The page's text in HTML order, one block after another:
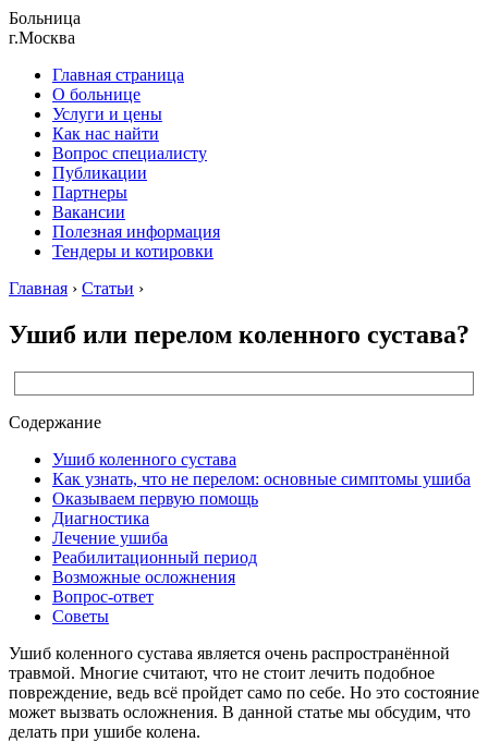
Больница
г.Москва
Главная страница
О больнице
Услуги и цены
Как нас найти
Вопрос специалисту
Публикации
Партнеры
Вакансии
Полезная информация
Тендеры и котировки
Главная › Статьи ›
Ушиб или перелом коленного сустава?
Содержание
Ушиб коленного сустава
Как узнать, что не перелом: основные симптомы ушиба
Оказываем первую помощь
Диагностика
Лечение ушиба
Реабилитационный период
Возможные осложнения
Вопрос-ответ
Советы
Ушиб коленного сустава является очень распространённой
травмой. Многие считают, что не стоит лечить подобное
повреждение, ведь всё пройдет само по себе. Но это состояние
может вызвать осложнения. В данной статье мы обсудим, что
делать при ушибе колена.